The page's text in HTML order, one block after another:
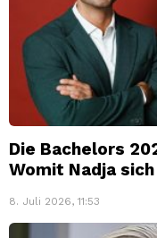
Die Bachelors
Womit Nadja
8. Juli 2026, 11:53